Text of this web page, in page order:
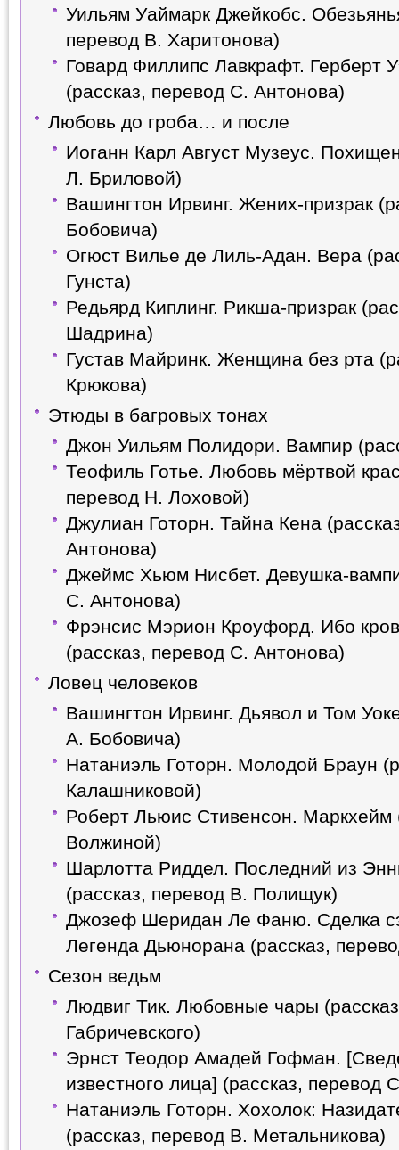
Уильям Уаймарк Джейкобс.
перевод В. Харитонова)
Говард Филлипс Лавкрафт. Герберт
(рассказ, перевод С. Антонова)
Любовь до гроба… и после
Иоганн Карл Август Музеус.
Л. Бриловой)
Вашингтон Ирвинг. Жених-призрак
Бобовича)
Огюст Вилье де Лиль-Адан. Вера
Гунста)
Редьярд Киплинг. Рикша-призрак
Шадрина)
Густав Майринк. Женщина без рта
Крюкова)
Этюды в багровых тонах
Джон Уильям Полидори. Вампир
Теофиль Готье. Любовь мёртвой
перевод Н. Лоховой)
Джулиан Готорн. Тайна Кена
Антонова)
Джеймс Хьюм Нисбет. Девушка-
С. Антонова)
Фрэнсис Мэрион Кроуфорд. Ибо
(рассказ, перевод С. Антонова)
Ловец человеков
Вашингтон Ирвинг. Дьявол и Том
А. Бобовича)
Натаниэль Готорн. Молодой Браун
Калашниковой)
Роберт Льюис Стивенсон. Маркхейм
Волжиной)
Шарлотта Риддел. Последний из
(рассказ, перевод В. Полищук)
Джозеф Шеридан Ле Фаню. Сделка
Легенда Дьюнорана (рассказ,
Сезон ведьм
Людвиг Тик. Любовные чары
Габричевского)
Эрнст Теодор Амадей Гофман.
известного лица] (рассказ, перевод
Натаниэль Готорн. Хохолок:
(рассказ, перевод В. Метальникова)